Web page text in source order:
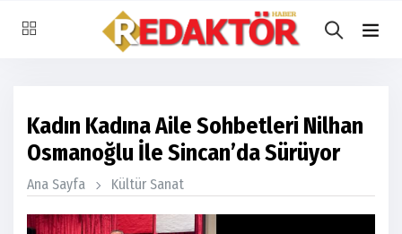
Kadın Kadına Aile Sohbetleri Nilhan
Osmanoğlu İle Sincan’da Sürüyor
Ana Sayfa Kültür Sanat